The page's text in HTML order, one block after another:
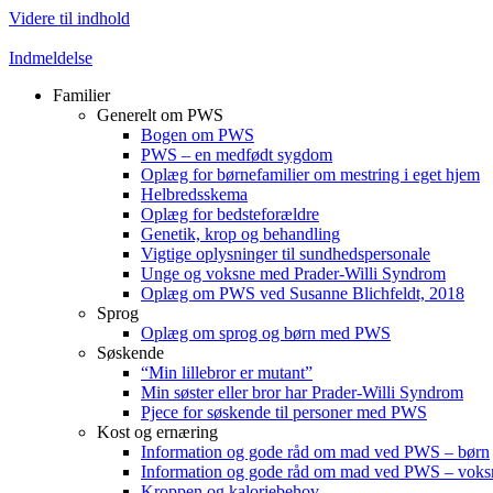
Videre til indhold
Indmeldelse
Familier
Generelt om PWS
Bogen om PWS
PWS – en medfødt sygdom
Oplæg for børnefamilier om mestring i eget hjem
Helbredsskema
Oplæg for bedsteforældre
Genetik, krop og behandling
Vigtige oplysninger til sundhedspersonale
Unge og voksne med Prader-Willi Syndrom
Oplæg om PWS ved Susanne Blichfeldt, 2018
Sprog
Oplæg om sprog og børn med PWS
Søskende
“Min lillebror er mutant”
Min søster eller bror har Prader-Willi Syndrom
Pjece for søskende til personer med PWS
Kost og ernæring
Information og gode råd om mad ved PWS – børn
Information og gode råd om mad ved PWS –